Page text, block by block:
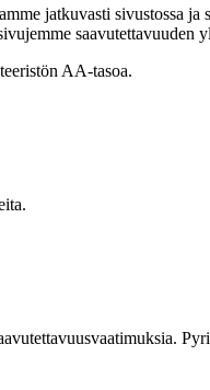
jatkuvasti sivustossa ja
saavutettavuuden
AA-tasoa.